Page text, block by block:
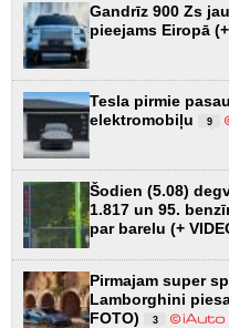
Gandrīz 900 Zs
pieejams Eiropā
Tesla pirmie
elektromobiļu
9
Šodien (5.08)
1.817 un 95.
par barelu (+
Pirmajam super
Lamborghini
FOTO)
3